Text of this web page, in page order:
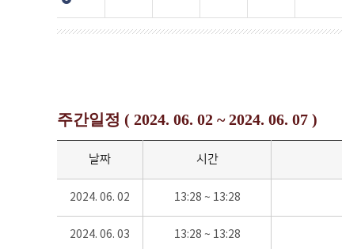
주간일정 ( 2024. 06. 02 ~ 2024. 06. 07 )
날짜 시간
2024. 06. 02 13:28 ~ 13:28
2024. 06. 03 13:28 ~ 13:28